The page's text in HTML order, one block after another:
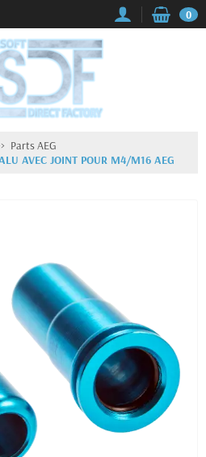
0
Parts AEG
AVEC JOINT POUR M4/M16 AEG